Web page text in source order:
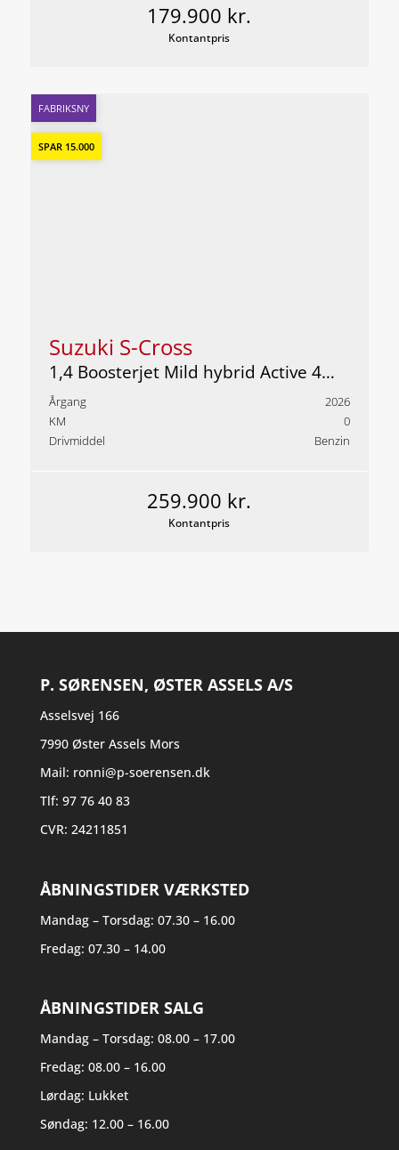
179.900 kr.
Kontantpris
FABRIKSNY
SPAR 15.000
Suzuki S-Cross
1,4 Boosterjet Mild hybrid Active 4WD 110HK 5d 6g
259.900 kr.
Kontantpris
2026
Årgang
0
KM
Benzin
Drivmiddel
P. SØRENSEN, ØSTER ASSELS A/S
Asselsvej 166
7990 Øster Assels Mors​
Mail: ronni@p-soerensen.dk
Tlf: 97 76 40 83
CVR: 24211851
ÅBNINGSTIDER VÆRKSTED
Mandag – Torsdag: 07.30 – 16.00
Fredag: 07.30 – 14.00
ÅBNINGSTIDER SALG
Mandag – Torsdag: 08.00 – 17.00
Fredag: 08.00 – 16.00
Lørdag: Lukket
Søndag: 12.00 – 16.00